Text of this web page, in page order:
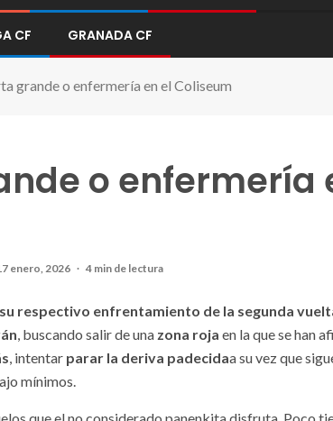
CF GRANADA CF
grande o enfermería en el Coliseum
o enfermería
enero, 2026 4 min de lectura
realmente duros.
respectivo enfrentamiento de la segunda
, buscando salir de una zona roja en la que se han
, intentar parar la deriva padecidaa su vez que
mínimos.